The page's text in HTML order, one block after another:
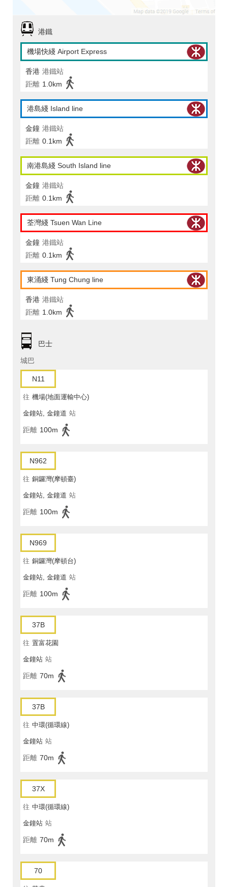
港鐵
機場快綫 Airport Express
香港 港鐵站
距離 1.0km
港島綫 Island line
金鐘 港鐵站
距離 0.1km
南港島綫 South Island line
金鐘 港鐵站
距離 0.1km
荃灣綫 Tsuen Wan Line
金鐘 港鐵站
距離 0.1km
東涌綫 Tung Chung line
香港 港鐵站
距離 1.0km
巴士
城巴
N11
往 機場(地面運輸中心)
金鐘站, 金鐘道 站
距離 100m
N962
往 銅鑼灣(摩頓臺)
金鐘站, 金鐘道 站
距離 100m
N969
往 銅鑼灣(摩頓台)
金鐘站, 金鐘道 站
距離 100m
37B
往 置富花園
金鐘站 站
距離 70m
37B
往 中環(循環線)
金鐘站 站
距離 70m
37X
往 中環(循環線)
金鐘站 站
距離 70m
70